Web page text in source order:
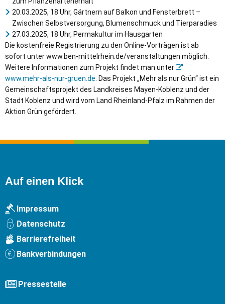
20.03.2025, 18 Uhr, Gärtnern auf Balkon und Fensterbrett –
Zwischen Selbstversorgung, Blumenschmuck und Tierparadies
27.03.2025, 18 Uhr, Permakultur im Hausgarten
Die kostenfreie Registrierung zu den Online-Vorträgen ist ab
sofort unter www.ben-mittelrhein.de/veranstaltungen möglich.
Weitere Informationen zum Projekt findet man unter
www.mehr-als-nur-gruen.de . Das Projekt „Mehr als nur Grün“ ist ein
Gemeinschaftsprojekt des Landkreises Mayen-Koblenz und der
Stadt Koblenz und wird vom Land Rheinland-Pfalz im Rahmen der
Aktion Grün gefördert.
Auf einen Klick
Impressum
Datenschutz
Barrierefreiheit
Bankverbindungen
Pressestelle